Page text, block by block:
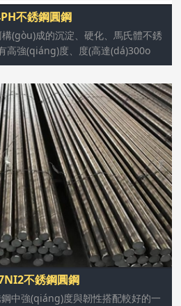
/鈳構(gòu)成的沉淀、硬化、馬氏
(jí)具有高強(qiáng)度、度(高達
腐蝕等特性。經(jīng)過(guò)熱處
性能更加完善,可以達(dá)到高達
不銹鋼圓鋼
(gòu)成的沉淀、硬化、馬氏體不銹
高強(qiáng)度、度(高達(dá)300o
鋼中強(qiáng)度與韌性搭配較好
化性酸、大部分有機(jī)酸以及有
良好的耐蝕性。一般適用于制造
和輕工，紡織等工業(yè)中的既要
腐蝕的軸，活塞桿，泵等零件。
不銹鋼圓鋼
中強(qiáng)度與韌性搭配較好的一